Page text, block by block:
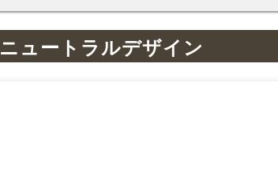
ニュートラルデザイン